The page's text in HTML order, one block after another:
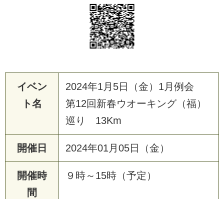
イベン
ト名
2024年1月5日（金）1月例会
第12回新春ウオーキング（福）
巡り 13Km
開催日 2024年01月05日（金）
開催時
間
９時～15時（予定）